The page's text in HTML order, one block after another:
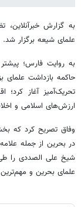
به گزارش
علمای شیعه برگزار شد.
به روایت فارس؛
حاکمه بازداشت علمای
تحریک‌آمیز آغاز
ارزش‌های اسلامی و
در بحرین از جمله
شیخ علی الصددی را طی
علمای بحرین و